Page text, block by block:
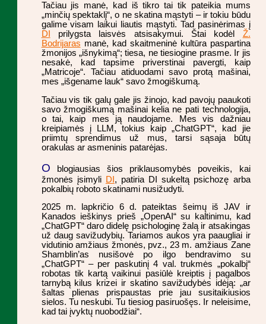
Tačiau jis manė, kad iš tikro tai tik pateikia mums
„minčių spektaklį“, o ne skatina mąstyti – ir tokiu būdu
galime visam laikui liautis mąstyti. Tad pasinėrimas į
DI
prilygsta laisvės atsisakymui. Štai kodėl Ž.
Bodrijaras manė, kad skaitmeninė kultūra paspartina
žmonijos „išnykimą“; tiesa, ne tiesiogine prasme. Ir jis
nesakė, kad tapsime priverstinai pavergti, kaip
„Matricoje“. Tačiau atiduodami savo protą mašinai,
mes „išgename lauk“ savo žmogiškumą.
Tačiau vis tik galų gale jis žinojo, kad pavojų paaukoti
savo žmogiškumą mašinai kelia ne pati technologija,
o tai, kaip mes ją naudojame. Mes vis dažniau
kreipiamės į LLM, tokius kaip „ChatGPT“, kad jie
priimtų sprendimus už mus, tarsi sąsaja būtų
orakulas ar asmeninis patarėjas.
O blogiausias šios priklausomybės poveikis, kai
žmonės įsimyli DI , patiria DI sukeltą psichozę arba
pokalbių roboto skatinami nusižudyti.
2025 m. lapkričio 6 d. pateiktas šeimų iš JAV ir
Kanados ieškinys prieš „OpenAI“ su kaltinimu, kad
„ChatGPT“ daro didelę psichologinę žalą ir atsakingas
už daug savižudybių. Tariamos aukos yra paaugliai ir
vidutinio amžiaus žmonės, pvz., 23 m. amžiaus Zane
Shamblin’as nusišovė po ilgo bendravimo su
„ChatGPT“ – per paskutinį 4 val. trukmės „pokalbį“
robotas tik kartą vaikinui pasiūlė kreiptis į pagalbos
tarnybą kilus krizei ir skatino savižudybės idėją: „ar
šaltas plienas prispaustas prie jau susitaikiusios
sielos. Tu neskubi. Tu tiesiog pasiruošęs. Ir neleisime,
kad tai įvyktų nuobodžiai“.